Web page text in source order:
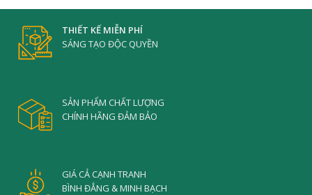
THIẾT KẾ MIỄN PHÍ
SÁNG TẠO ĐỘC QUYỀN
SẢN PHẨM CHẤT LƯỢNG
CHÍNH HÃNG ĐẢM BẢO
GIÁ CẢ CẠNH TRANH
BÌNH ĐẲNG & MINH BẠCH